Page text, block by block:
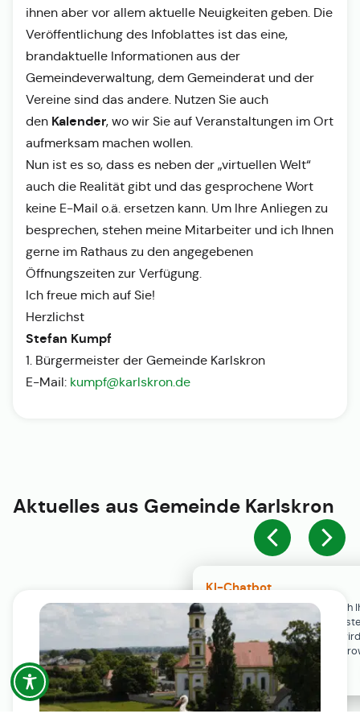
KI-Chatbot
Der KI-Chatbot steht erst nach
Einwilligung in den Cookie-
Verfügung. Der Chat-Verlauf
ausschließlich lokal in Ihrem
gespeichert.
ihnen aber vor allem aktuelle Neuigkeiten geben. Die
Veröffentlichung des Infoblattes ist das eine,
brandaktuelle Informationen aus der
Gemeindeverwaltung, dem Gemeinderat und der
Vereine sind das andere. Nutzen Sie auch
den Kalender, wo wir Sie auf Veranstaltungen im Ort
aufmerksam machen wollen.
Nun ist es so, dass es neben der „virtuellen Welt“
auch die Realität gibt und das gesprochene Wort
keine E-Mail o.ä. ersetzen kann. Um Ihre Anliegen zu
besprechen, stehen meine Mitarbeiter und ich Ihnen
gerne im Rathaus zu den angegebenen
Öffnungszeiten zur Verfügung.
Ich freue mich auf Sie!
Herzlichst
Stefan Kumpf
1. Bürgermeister der Gemeinde Karlskron
E-Mail: kumpf@karlskron.de
Aktuelles aus Gemeinde Karlskron